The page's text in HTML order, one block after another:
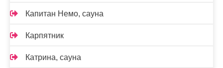
Капитан Немо, сауна
Карпятник
Катрина, сауна